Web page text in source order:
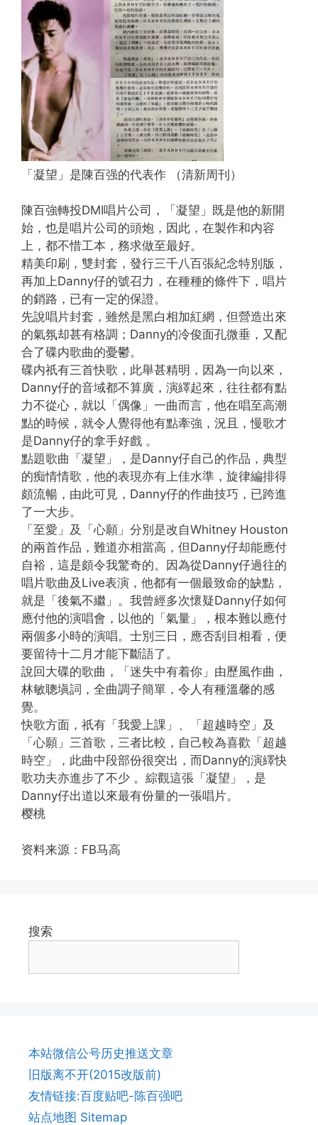
「凝望」是陳百强的代表作 （清新周刊）
陳百強轉投DMI唱片公司，「凝望」既是他的新開
始，也是唱片公司的頭炮，因此，在製作和内容
上，都不惜工本，務求做至最好。
精美印刷，雙封套，發行三千八百張紀念特別版，
再加上Danny仔的號召力，在種種的條件下，唱片
的銷路，已有一定的保證。
先說唱片封套，雖然是黑白相加紅網，但營造出來
的氣氛却甚有格調；Danny的冷俊面孔微垂，又配
合了碟内歌曲的憂鬱。
碟内祇有三首快歌，此舉甚精明，因為一向以來，
Danny仔的音域都不算廣，演繹起來，往往都有點
力不從心，就以「偶像」一曲而言，他在唱至高潮
點的時候，就令人覺得他有點牽強，況且，慢歌才
是Danny仔的拿手好戲 。
點題歌曲「凝望」，是Danny仔自己的作品，典型
的痴情情歌，他的表現亦有上佳水準，旋律編排得
頗流暢，由此可見，Danny仔的作曲技巧，已跨進
了一大步。
「至愛」及「心願」分別是改自Whitney Houston
的兩首作品，難道亦相當高，但Danny仔却能應付
自裕，這是頗令我驚奇的。因為從Danny仔過往的
唱片歌曲及Live表演，他都有一個最致命的缺點，
就是「後氣不繼」。我曾經多次懷疑Danny仔如何
應付他的演唱會，以他的「氣量」，根本難以應付
兩個多小時的演唱。士別三日，應否刮目相看，便
要留待十二月才能下斷語了。
說回大碟的歌曲，「迷失中有着你」由歷風作曲，
林敏聰塡詞，全曲調子簡單，令人有種溫馨的感
覺。
快歌方面，祇有「我愛上課」、「超越時空」及
「心願」三首歌，三者比較，自己較為喜歡「超越
時空」，此曲中段部份很突出，而Danny的演繹快
歌功夫亦進步了不少 。綜觀這張「凝望」，是
Danny仔出道以來最有份量的一張唱片。
樱桃
资料来源：FB马高
搜索
本站微信公号历史推送文章
旧版离不开(2015改版前)
友情链接:百度贴吧-陈百强吧
站点地图 Sitemap